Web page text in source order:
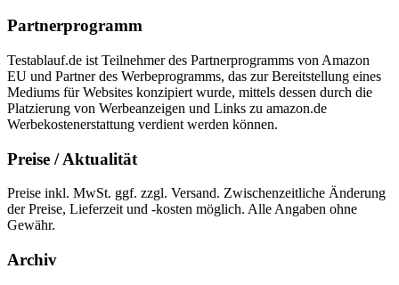
Partnerprogramm
Testablauf.de ist Teilnehmer des Partnerprogramms von Amazon
EU und Partner des Werbeprogramms, das zur Bereitstellung eines
Mediums für Websites konzipiert wurde, mittels dessen durch die
Platzierung von Werbeanzeigen und Links zu amazon.de
Werbekostenerstattung verdient werden können.
Preise / Aktualität
Preise inkl. MwSt. ggf. zzgl. Versand. Zwischenzeitliche Änderung
der Preise, Lieferzeit und -kosten möglich. Alle Angaben ohne
Gewähr.
Archiv